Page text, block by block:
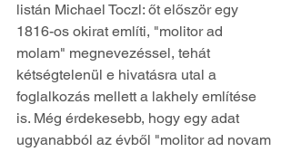
listán Michael Toczl: őt először egy
1816-os okirat említi, "molitor ad
molam" megnevezéssel, tehát
kétségtelenül e hivatásra utal a
foglalkozás mellett a lakhely említése
is. Még érdekesebb, hogy egy adat
ugyanabból az évből "molitor ad novam